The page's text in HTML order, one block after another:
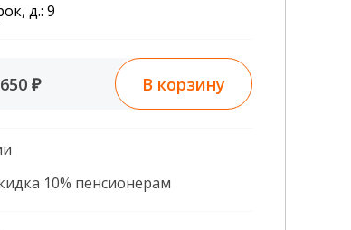
качества
д.: 9
₽ В корзину
10% пенсионерам